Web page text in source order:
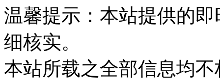
温馨提示：本站提供的
细核实。
本站所载之全部信息均